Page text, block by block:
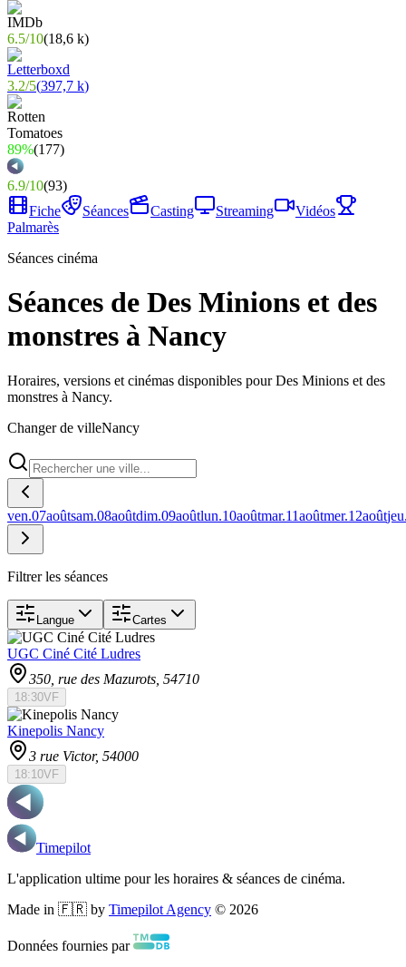
6.5/10(18,6 k)
3.2/5(397,7 k)
89%(177)
6.9/10(93)
Fiche
Séances Casting Streaming
Vidéos
Palmarès
Séances cinéma
Séances de Des Minions et des
monstres à Nancy
Horaires, versions et cinémas disponibles pour Des Minions et des
monstres à Nancy.
Changer de villeNancy
ven.07aoûtsam.08aoûtdim.09aoûtlun.10aoûtmar.11aoûtmer.12août
Filtrer les séances
Langue Cartes
UGC Ciné Cité Ludres
350, rue des Mazurots , 54710
18:30VF
Kinepolis Nancy
3 rue Victor, 54000
18:10VF
Timepilot
L'application ultime pour les horaires & séances de cinéma.
Made in 🇫🇷 by Timepilot Agency © 2026
Données fournies par